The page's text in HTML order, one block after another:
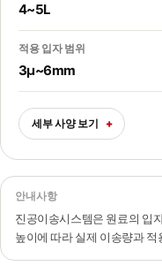
4~5L
적용 입자 범위
3µ~6mm
세부 사양 보기
안내사항
진공이송시스템은 원료의 입
높이에 따라 실제 이송량과